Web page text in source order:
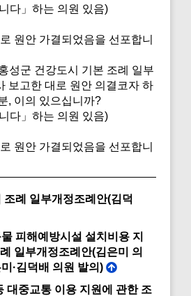
다」하는 의원 있음)
원안 가결되었음을 선포합니
성군 건강도시 기본 조례 일부
보고한 대로 원안 의결코자 하
, 이의 있으십니까?
다」하는 의원 있음)
원안 가결되었음을 선포합니
조례 일부개정조례안(김덕
피해예방시설 설치비용 지
일부개정조례안(김은미 의
·김덕배 의원 발의)
대중교통 이용 지원에 관한 조